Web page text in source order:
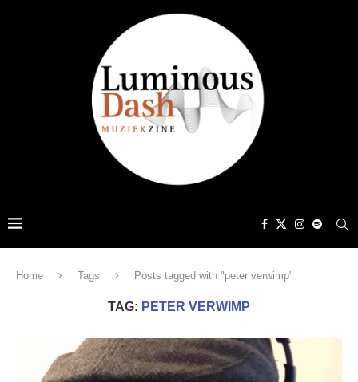
Home Tags Posts tagged with "peter verwimp"
TAG: PETER VERWIMP